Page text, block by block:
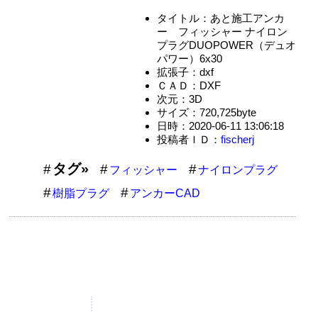
タイトル：あと施工アンカ
ー フィッシャー ナイロン
プラグDUOPOWER（デュオ
パワー）6x30
拡張子：dxf
ＣＡＤ：DXF
次元：3D
サイズ：720,725byte
日時：2020-06-11 13:06:18
投稿者ＩＤ： fischerj
タグ» フィッシャー
ナイロンプラグ
樹脂プラグ
アンカーCAD